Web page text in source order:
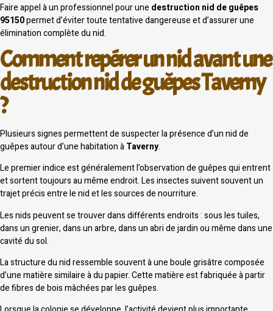
Faire appel à un professionnel pour une destruction nid de guêpes
95150permet d’éviter toute tentative dangereuse et d’assurer une
élimination complète du nid.
Comment repérer un nid avant une
destruction nid de guêpes Taverny
?
Plusieurs signes permettent de suspecter la présence d’un nid de
guêpes autour d’une habitation àTaverny.
Le premier indice est généralement l’observation de guêpes qui entrent
et sortent toujours au même endroit. Les insectes suivent souvent un
trajet précis entre le nid et les sources de nourriture.
Les nids peuvent se trouver dans différents endroits : sous les tuiles,
dans un grenier, dans un arbre, dans un abri de jardin ou même dans une
cavité du sol.
La structure du nid ressemble souvent à une boule grisâtre composée
d’une matière similaire à du papier. Cette matière est fabriquée à partir
de fibres de bois mâchées par les guêpes.